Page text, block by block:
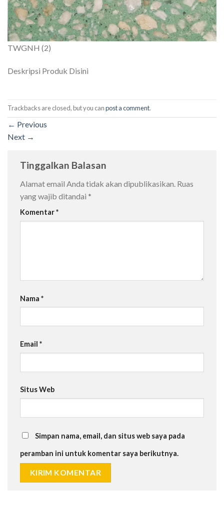
TWGNH (2)
Deskripsi Produk Disini
Trackbacks are closed, but you canpost a comment.
← Previous
Next →
Tinggalkan Balasan
Alamat email Anda tidak akan dipublikasikan. Ruas
yang wajib ditandai *
Komentar*
Nama *
Email *
Situs Web
Simpan nama, email, dan situs web saya pada
peramban ini untuk komentar saya berikutnya.